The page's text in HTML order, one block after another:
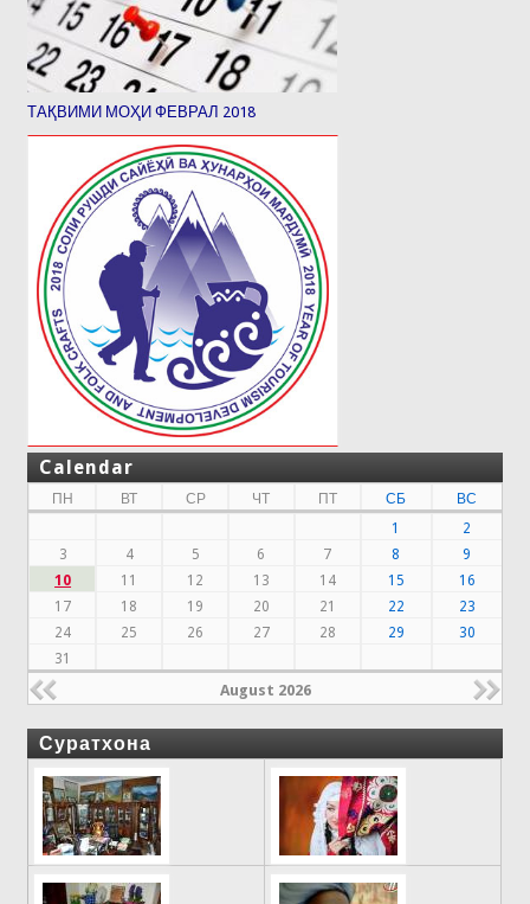
ТАҚВИМИ МОҲИ ФЕВРАЛ 2018
Calendar
ПН ВТ СР ЧТ ПТ СБ
ВС
1
2
3
4 5 6 7 8
9
10
11 12 13 14 15
16
17
18 19 20 21 22
23
24
25 26 27 28 29
30
31
August 2026
Суратхона